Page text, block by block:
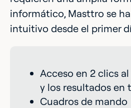
informático, Masttro se
intuitivo desde el primer
Acceso en 2 clics
y los resultados en
Cuadros de mando